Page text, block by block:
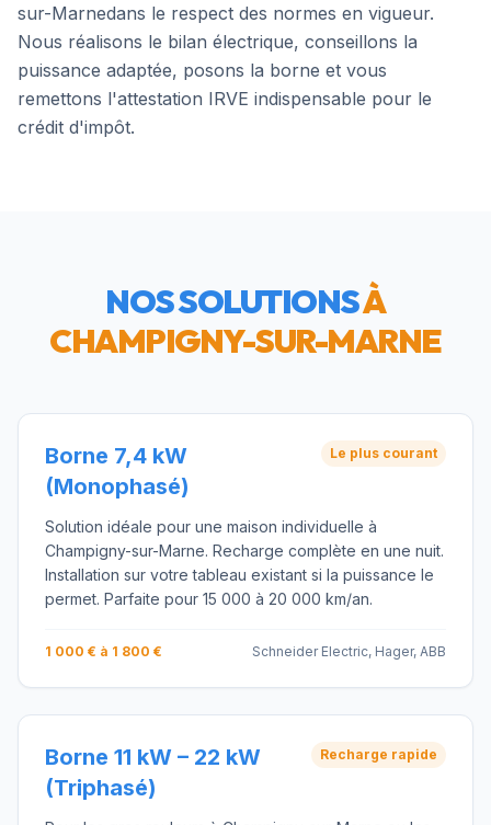
sur-Marnedans le respect des normes en vigueur.
Nous réalisons le bilan électrique, conseillons la
puissance adaptée, posons la borne et vous
remettons l'attestation IRVE indispensable pour le
crédit d'impôt.
NOS SOLUTIONSÀ
CHAMPIGNY-SUR-MARNE
Borne 7,4 kW
(Monophasé)
Le plus courant
Solution idéale pour une maison individuelle à
Champigny-sur-Marne. Recharge complète en une nuit.
Installation sur votre tableau existant si la puissance le
permet. Parfaite pour 15 000 à 20 000 km/an.
1 000 € à 1 800 € Schneider Electric, Hager, ABB
Borne 11 kW – 22 kW
(Triphasé)
Recharge rapide